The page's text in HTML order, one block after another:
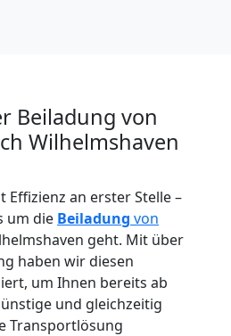
Beiladung von
Wilhelmshaven
Effizienz an erster Stelle –
um die Beiladung von
geht. Mit über
haben wir diesen
um Ihnen bereits ab
und gleichzeitig
Transportlösung